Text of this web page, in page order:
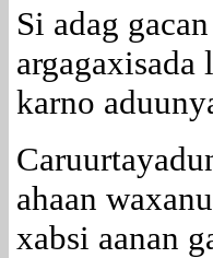
Si adag
karno
ahaan
xabsi aanan